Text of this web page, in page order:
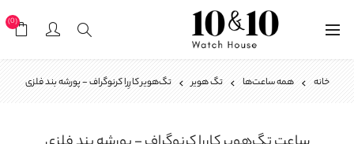
(0)
خانه همه ساعت‌ها تگ هویر تگ‌هویر کارِرا کرنوگراف - پورشه بند فلزی